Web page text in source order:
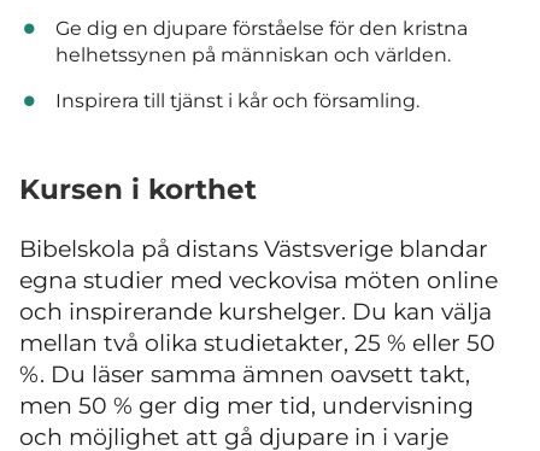
Ge dig en djupare förståelse för den kristna
helhetssynen på människan och världen.
Inspirera till tjänst i kår och församling.
Kursen i korthet
Bibelskola på distans Västsverige blandar
egna studier med veckovisa möten online
och inspirerande kurshelger. Du kan välja
mellan två olika studietakter, 25 % eller 50
%. Du läser samma ämnen oavsett takt,
men 50 % ger dig mer tid, undervisning
och möjlighet att gå djupare in i varje